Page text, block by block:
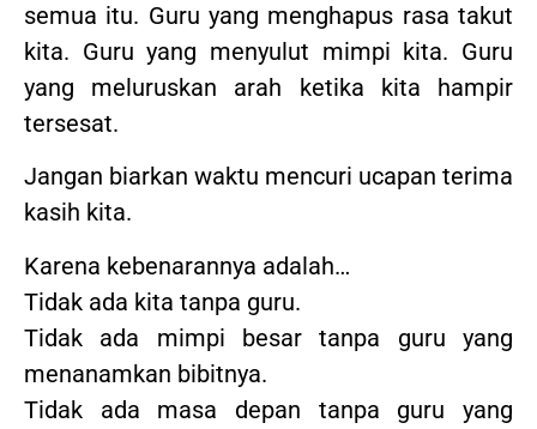
semua itu. Guru yang menghapus rasa takut
kita. Guru yang menyulut mimpi kita. Guru
yang meluruskan arah ketika kita hampir
tersesat.
Jangan biarkan waktu mencuri ucapan terima
kasih kita.
Karena kebenarannya adalah…
Tidak ada kita tanpa guru.
Tidak ada mimpi besar tanpa guru yang
menanamkan bibitnya.
Tidak ada masa depan tanpa guru yang